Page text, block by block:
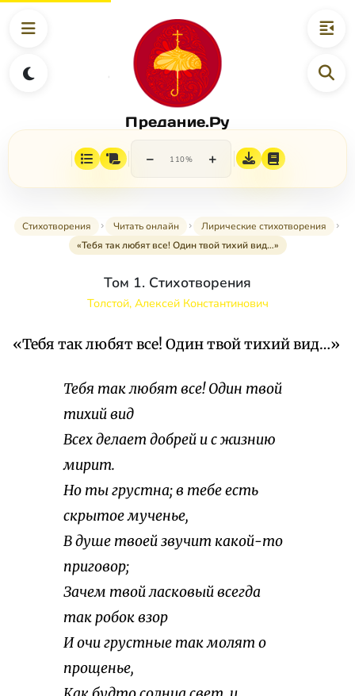
Предание.Ру
− 110% +
Стихотворения Читать онлайн
Лирические стихотворения
«Тебя так любят все! Один твой тихий вид…»
Том 1. Стихотворения
Толстой, Алексей Константинович
«Тебя так любят все! Один твой тихий вид…»
Тебя так любят все! Один твой
тихий вид
Всех делает добрей и с жизнию
мирит.
Но ты грустна; в тебе есть
скрытое мученье,
В душе твоей звучит какой-то
приговор;
Зачем твой ласковый всегда
так робок взор
И очи грустные так молят о
прощенье,